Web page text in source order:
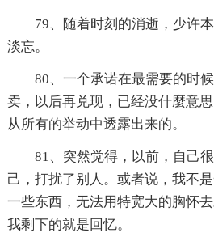
79、随着时刻的消逝，少许
淡忘。
80、一个承诺在最需要的时
卖，以后再兑现，已经没什麼意
从所有的举动中透露出来的。
81、突然觉得，以前，自己
己，打扰了别人。或者说，我不
一些东西，无法用特宽大的胸怀
我剩下的就是回忆。